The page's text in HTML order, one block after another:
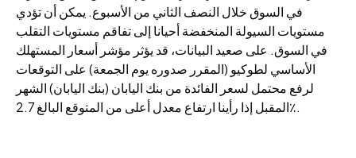
في السوق خلال النصف الثاني من الأسبوع. يمكن أن تؤدي
مستويات السيولة المنخفضة أحيانا إلى تفاقم مستويات التقلب
في السوق. على صعيد البيانات، قد يؤثر مؤشر أسعار المستهلك
الأساسي لطوكيو (المقرر صدوره يوم الجمعة) على التوقعات
لرفع محتمل لسعر الفائدة من بنك اليابان (بنك اليابان) الشهر
المقبل إذا رأينا ارتفاع معدل أعلى من المتوقع البالغ 2.7٪.